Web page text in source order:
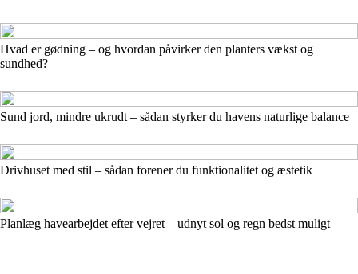
Hvad er gødning – og hvordan påvirker den planters vækst og
sundhed?
Sund jord, mindre ukrudt – sådan styrker du havens naturlige balance
Drivhuset med stil – sådan forener du funktionalitet og æstetik
Planlæg havearbejdet efter vejret – udnyt sol og regn bedst muligt